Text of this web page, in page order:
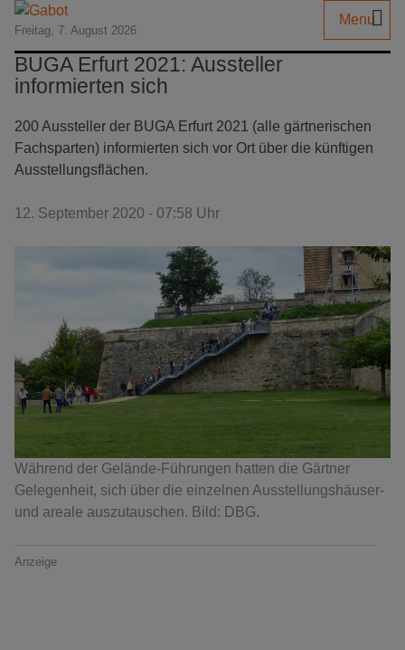
Freitag, 7. August 2026
Menu
BUGA Erfurt 2021: Aussteller
informierten sich
200 Aussteller der BUGA Erfurt 2021 (alle gärtnerischen
Fachsparten) informierten sich vor Ort über die künftigen
Ausstellungsflächen.
12. September 2020 - 07:58 Uhr
Während der Gelände-Führungen hatten die Gärtner
Gelegenheit, sich über die einzelnen Ausstellungshäuser-
und areale auszutauschen. Bild: DBG.
Anzeige